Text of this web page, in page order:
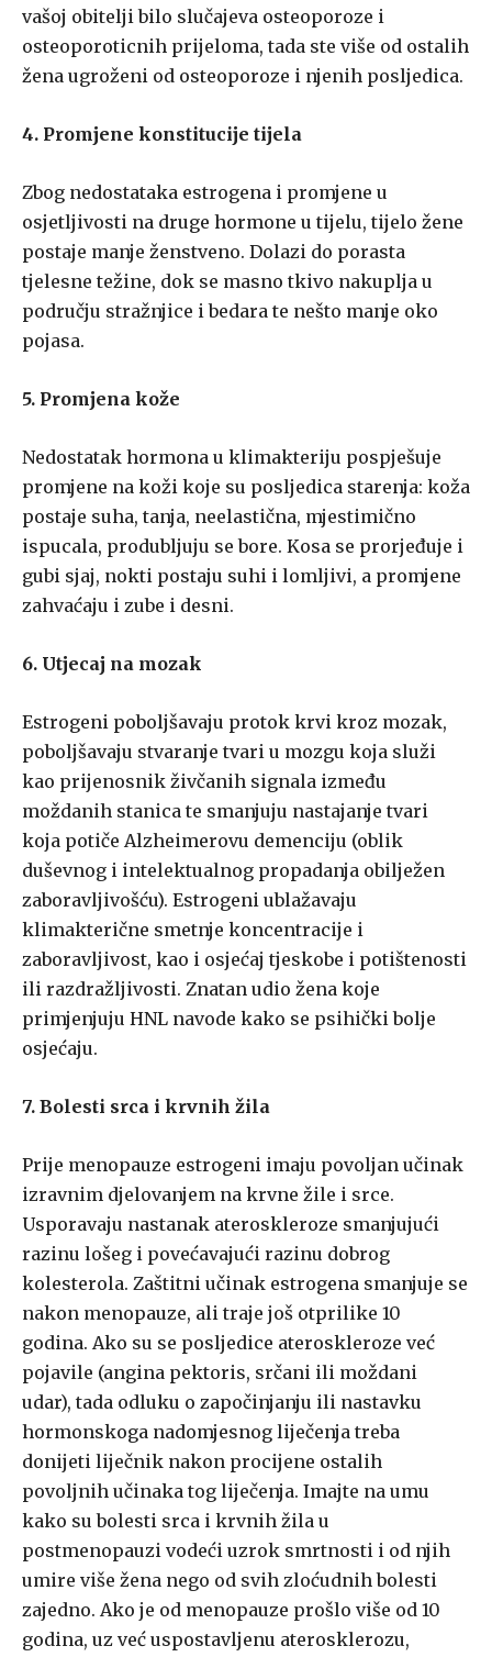
vašoj obitelji bilo slučajeva osteoporoze i
osteoporoticnih prijeloma, tada ste više od ostalih
žena ugroženi od osteoporoze i njenih posljedica.
4. Promjene konstitucije tijela
Zbog nedostataka estrogena i promjene u
osjetljivosti na druge hormone u tijelu, tijelo žene
postaje manje ženstveno. Dolazi do porasta
tjelesne težine, dok se masno tkivo nakuplja u
području stražnjice i bedara te nešto manje oko
pojasa.
5. Promjena kože
Nedostatak hormona u klimakteriju pospješuje
promjene na koži koje su posljedica starenja: koža
postaje suha, tanja, neelastična, mjestimično
ispucala, produbljuju se bore. Kosa se prorjeđuje i
gubi sjaj, nokti postaju suhi i lomljivi, a promjene
zahvaćaju i zube i desni.
6. Utjecaj na mozak
Estrogeni poboljšavaju protok krvi kroz mozak,
poboljšavaju stvaranje tvari u mozgu koja služi
kao prijenosnik živčanih signala između
moždanih stanica te smanjuju nastajanje tvari
koja potiče Alzheimerovu demenciju (oblik
duševnog i intelektualnog propadanja obilježen
zaboravljivošću). Estrogeni ublažavaju
klimakterične smetnje koncentracije i
zaboravljivost, kao i osjećaj tjeskobe i potištenosti
ili razdražljivosti. Znatan udio žena koje
primjenjuju HNL navode kako se psihički bolje
osjećaju.
7. Bolesti srca i krvnih žila
Prije menopauze estrogeni imaju povoljan učinak
izravnim djelovanjem na krvne žile i srce.
Usporavaju nastanak ateroskleroze smanjujući
razinu lošeg i povećavajući razinu dobrog
kolesterola. Zaštitni učinak estrogena smanjuje se
nakon menopauze, ali traje još otprilike 10
godina. Ako su se posljedice ateroskleroze već
pojavile (angina pektoris, srčani ili moždani
udar), tada odluku o započinjanju ili nastavku
hormonskoga nadomjesnog liječenja treba
donijeti liječnik nakon procijene ostalih
povoljnih učinaka tog liječenja. Imajte na umu
kako su bolesti srca i krvnih žila u
postmenopauzi vodeći uzrok smrtnosti i od njih
umire više žena nego od svih zloćudnih bolesti
zajedno. Ako je od menopauze prošlo više od 10
godina, uz već uspostavljenu aterosklerozu,